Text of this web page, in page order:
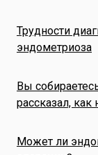
Трудности
эндометриоза
Вы
рассказал,
Может ли